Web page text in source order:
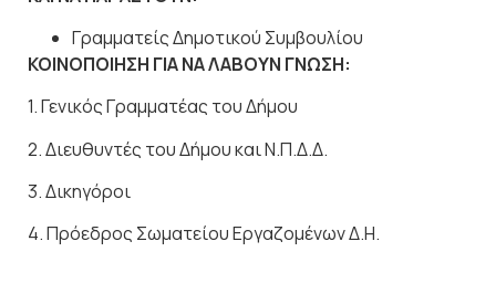
Γραμματείς Δημοτικού Συμβουλίου
ΚΟΙΝΟΠΟΙΗΣΗ ΓΙΑ ΝΑ ΛΑΒΟΥΝ ΓΝΩΣΗ:
1. Γενικός Γραμματέας του Δήμου
2. Διευθυντές του Δήμου και Ν.Π.Δ.Δ.
3. Δικηγόροι
4. Πρόεδρος Σωματείου Εργαζομένων Δ.Η.